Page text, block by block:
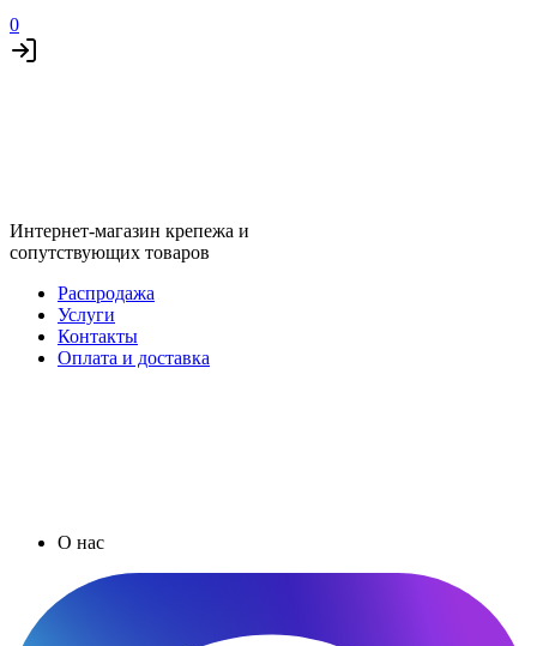
0
Интернет-магазин крепежа и
сопутствующих товаров
Распродажа
Услуги
Контакты
Оплата и доставка
О нас